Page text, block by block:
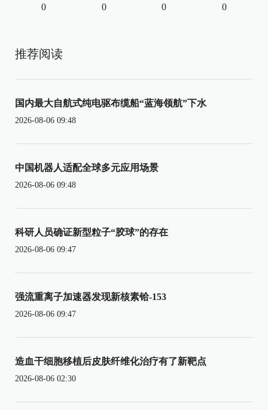
0 0 0 0
推荐阅读
国内最大自航式纯电驱布缆船“蓝海领航”下水
2026-08-06 09:48
中国机器人适配全球多元应用场景
2026-08-06 09:48
科研人员确证新型粒子“胶球”的存在
2026-08-06 09:47
强流重离子加速器发现新核素铪-153
2026-08-06 09:47
造血干细胞移植后皮肤纤维化治疗有了新靶点
2026-08-06 02:30